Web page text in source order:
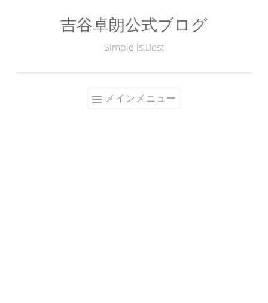
吉谷卓朗公式ブログ
Simple is Best
メインメニュー